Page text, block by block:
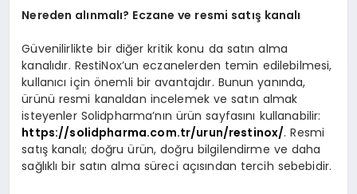
Nereden alınmalı? Eczane ve resmi satış kanalı
Güvenilirlikte bir diğer kritik konu da satın alma
kanalıdır. RestiNox’un eczanelerden temin edilebilmesi,
kullanıcı için önemli bir avantajdır. Bunun yanında,
ürünü resmi kanaldan incelemek ve satın almak
isteyenler Solidpharma’nın ürün sayfasını kullanabilir:
https://solidpharma.com.tr/urun/restinox/. Resmi
satış kanalı; doğru ürün, doğru bilgilendirme ve daha
sağlıklı bir satın alma süreci açısından tercih sebebidir.